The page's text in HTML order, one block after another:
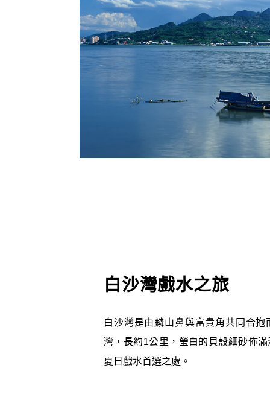
白沙灣戲水之旅
白沙灣是由麟山鼻與富貴角共同合抱
灣，長約1公里，瑩白的貝殼細砂佈
夏日戲水首選之處。